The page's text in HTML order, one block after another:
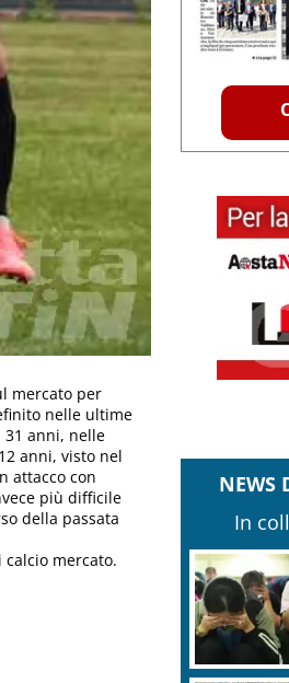
mercato per
nelle ultime
31 anni, nelle
anni, visto nel
attacco con
più difficile
della passata
mercato.
NEWS
In